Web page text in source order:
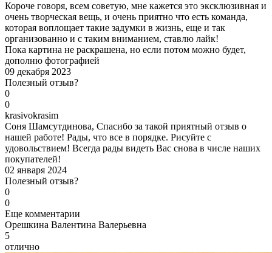
Короче говоря, всем советую, мне кажется это эксклюзивная и
очень творческая вещь, и очень приятно что есть команда,
которая воплощает такие задумки в жизнь, еще и так
организованно и с таким вниманием, ставлю лайк!
Пока картина не раскрашена, но если потом можно будет,
дополню фотографией
09 декабря 2023
Полезный отзыв?
0
0
krasivokrasim
Соня Шамсутдинова, Спасибо за такой приятный отзыв о
нашей работе! Рады, что все в порядке. Рисуйте с
удовольствием! Всегда рады видеть Вас снова в числе наших
покупателей!
02 января 2024
Полезный отзыв?
0
0
Еще комментарии
Орешкина Валентина Валерьевна
5
отлично